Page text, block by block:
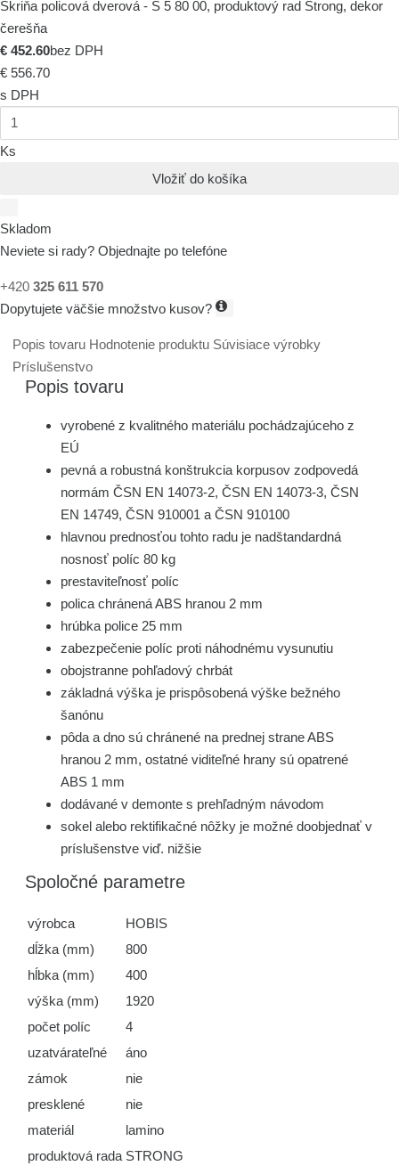
Skriňa policová dverová - S 5 80 00, produktový rad Strong, dekor
čerešňa
€ 452.60bez DPH
€ 556.70
s DPH
Ks
Vložiť do košíka
Skladom
Neviete si rady? Objednajte po telefóne
+420 325 611 570
Dopytujete väčšie množstvo kusov?
Popis tovaru Hodnotenie produktu Súvisiace výrobky
Príslušenstvo
Popis tovaru
vyrobené z kvalitného materiálu pochádzajúceho z
EÚ
pevná a robustná konštrukcia korpusov zodpovedá
normám ČSN EN 14073-2, ČSN EN 14073-3, ČSN
EN 14749, ČSN 910001 a ČSN 910100
hlavnou prednosťou tohto radu je nadštandardná
nosnosť políc 80 kg
prestaviteľnosť políc
polica chránená ABS hranou 2 mm
hrúbka police 25 mm
zabezpečenie políc proti náhodnému vysunutiu
obojstranne pohľadový chrbát
základná výška je prispôsobená výške bežného
šanónu
pôda a dno sú chránené na prednej strane ABS
hranou 2 mm, ostatné viditeľné hrany sú opatrené
ABS 1 mm
dodávané v demonte s prehľadným návodom
sokel alebo rektifikačné nôžky je možné doobjednať v
príslušenstve viď. nižšie
Spoločné parametre
výrobca
HOBIS
dĺžka (mm)
800
hĺbka (mm)
400
výška (mm)
1920
počet políc
4
uzatvárateľné
áno
zámok
nie
presklené
nie
materiál
lamino
produktová rada STRONG